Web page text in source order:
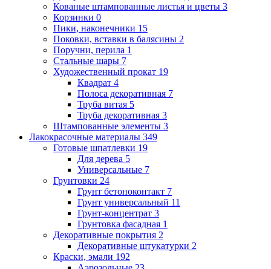
Кованые штампованные листья и цветы 3
Корзинки 0
Пики, наконечники 15
Поковки, вставки в балясины 2
Поручни, перила 1
Стальные шары 7
Художественный прокат 19
Квадрат 4
Полоса декоративная 7
Труба витая 5
Труба декоративная 3
Штампованные элементы 3
Лакокрасочные материалы 349
Готовые шпатлевки 19
Для дерева 5
Универсальные 7
Грунтовки 24
Грунт бетоноконтакт 7
Грунт универсальный 11
Грунт-концентрат 3
Грунтовка фасадная 1
Декоративные покрытия 2
Декоративные штукатурки 2
Краски, эмали 192